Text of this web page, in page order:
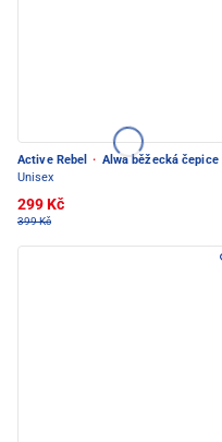
Active Rebel · Alwa běžecká čepice
Unisex
299 Kč
399 Kč